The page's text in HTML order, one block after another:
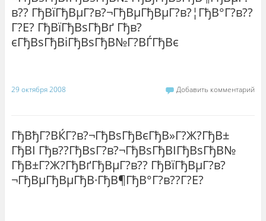
в?? ГђВїГђВµГ?в?¬ГђВµГђВµГ?в?¦ГђВ°Г?в??
Г?Е? ГђВїГђВѕГђВґ Гђв?
єГђВѕГђВіГђВѕГђВ№Г?ВЃГђВє
29 октября 2008 Добавить комментарий
ГђВђГ?ВЌГ?в?¬ГђВѕГђВєГђВ»Г?Ж?ГђВ±
ГђВІ Гђв??ГђВѕГ?в?¬ГђВѕГђВІГђВѕГђВ№
ГђВ±Г?Ж?ГђВґГђВµГ?в?? ГђВїГђВµГ?в?
¬ГђВµГђВµГђВ·ГђВ¶ГђВ°Г?в??Г?Е?